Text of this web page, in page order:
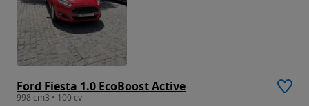
Ford Fiesta 1.0 EcoBoost Active
998 cm3 • 100 cv